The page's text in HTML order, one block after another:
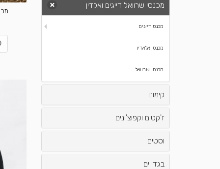
מכנסי שרוואל דייגים ואלדין
מכנס דייגים
מכנסי אלאדין
מכנסי שרוואל
קימונו
ז'קטים וקפוצ'ונים
וסטים
בגדי ים